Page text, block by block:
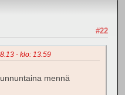
#22
- klo: 13.59
mennä